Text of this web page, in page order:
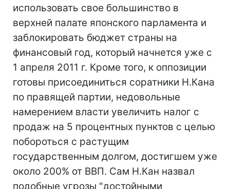
использовать свое большинство в
верхней палате японского парламента и
заблокировать бюджет страны на
финансовый год, который начнется уже с
1 апреля 2011 г. Кроме того, к оппозиции
готовы присоединиться соратники Н.Кана
по правящей партии, недовольные
намерением власти увеличить налог с
продаж на 5 процентных пунктов с целью
побороться с растущим
государственным долгом, достигшем уже
около 200% от ВВП. Сам Н.Кан назвал
подобные угрозы "достойными